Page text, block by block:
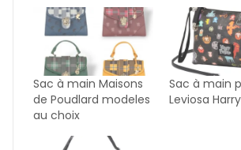
Sac à main Maisons
de Poudlard modeles
au choix
Sac à main
Leviosa